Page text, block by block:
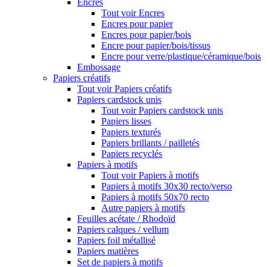
Encres
Tout voir Encres
Encres pour papier
Encres pour papier/bois
Encre pour papier/bois/tissus
Encre pour verre/plastique/céramique/bois
Embossage
Papiers créatifs
Tout voir Papiers créatifs
Papiers cardstock unis
Tout voir Papiers cardstock unis
Papiers lisses
Papiers texturés
Papiers brillants / pailletés
Papiers recyclés
Papiers à motifs
Tout voir Papiers à motifs
Papiers à motifs 30x30 recto/verso
Papiers à motifs 50x70 recto
Autre papiers à motifs
Feuilles acétate / Rhodoïd
Papiers calques / vellum
Papiers foil métallisé
Papiers matières
Set de papiers à motifs